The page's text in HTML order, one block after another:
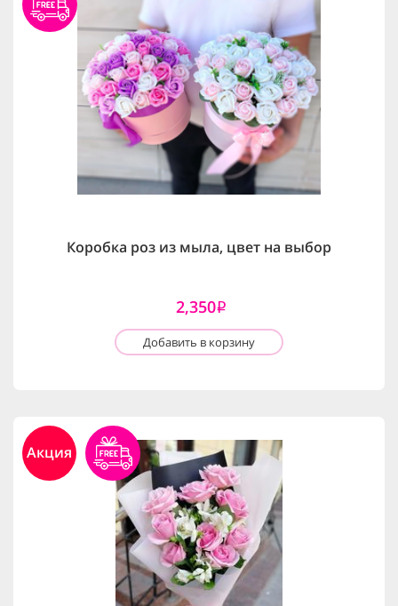
Коробка роз из мыла, цвет на выбор
2,350i
Добавить в корзину
Акция